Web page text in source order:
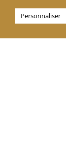
19 MAI 2022
Personnaliser